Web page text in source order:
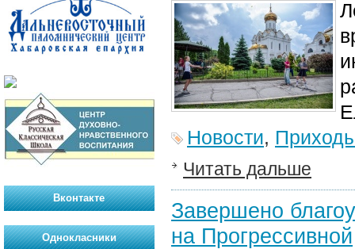
Новости,
Читать дальше
Завершено
на Прогрессивной
Вконтакте
Однокласники